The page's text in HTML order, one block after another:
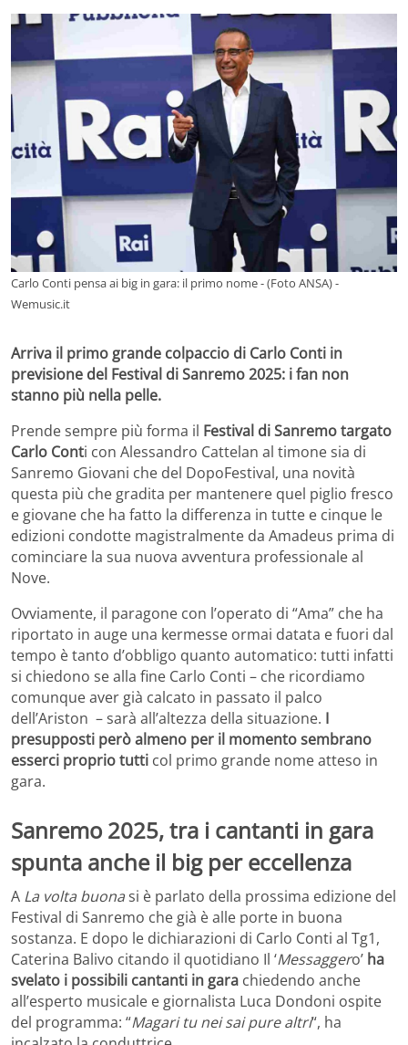
Carlo Conti pensa ai big in gara: il primo nome - (Foto ANSA) -
Wemusic.it
Arriva il primo grande colpaccio di Carlo Conti in
previsione del Festival di Sanremo 2025: i fan non
stanno più nella pelle.
Prende sempre più forma il Festival di Sanremo targato
Carlo Conti con Alessandro Cattelan al timone sia di
Sanremo Giovani che del DopoFestival, una novità
questa più che gradita per mantenere quel piglio fresco
e giovane che ha fatto la differenza in tutte e cinque le
edizioni condotte magistralmente da Amadeus prima di
cominciare la sua nuova avventura professionale al
Nove.
Ovviamente, il paragone con l’operato di “Ama” che ha
riportato in auge una kermesse ormai datata e fuori dal
tempo è tanto d’obbligo quanto automatico: tutti infatti
si chiedono se alla fine Carlo Conti – che ricordiamo
comunque aver già calcato in passato il palco
dell’Ariston – sarà all’altezza della situazione. I
presupposti però almeno per il momento sembrano
esserci proprio tutti col primo grande nome atteso in
gara.
Sanremo 2025, tra i cantanti in gara
spunta anche il big per eccellenza
A La volta buonasi è parlato della prossima edizione del
Festival di Sanremo che già è alle porte in buona
sostanza. E dopo le dichiarazioni di Carlo Conti al Tg1,
Caterina Balivo citando il quotidiano Il ‘Messaggero’ ha
svelato i possibili cantanti in gara chiedendo anche
all’esperto musicale e giornalista Luca Dondoni ospite
del programma: “Magari tu nei sai pure altri“, ha